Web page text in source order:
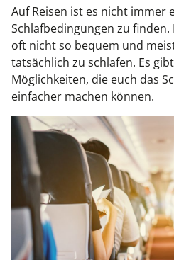
Auf Reisen ist es nicht immer
Schlafbedingungen zu finden.
oft nicht so bequem und
tatsächlich zu schlafen. Es
Möglichkeiten, die euch das
einfacher machen können.